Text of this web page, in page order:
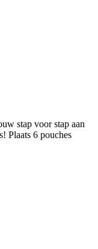
stap voor stap aan
Plaats 6 pouches